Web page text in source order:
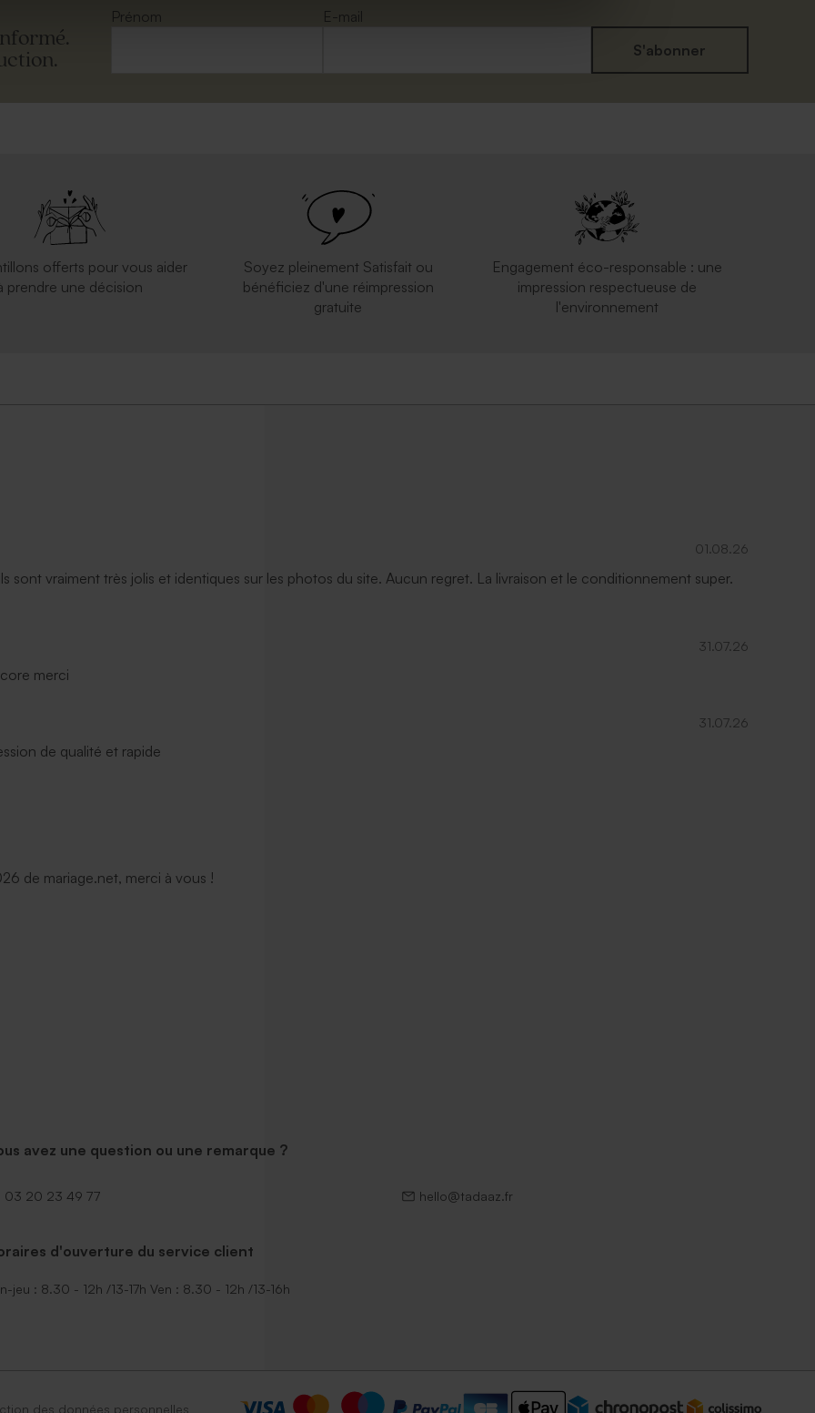
Prénom
E-mail
S'abonner
offerts pour vous aider
prendre une décision
Soyez pleinement Satisfait ou
bénéficiez d'une réimpression
gratuite
Engagement éco-responsable : une
impression respectueuse de
l'environnement
01.08.26
sont vraiment très jolis et identiques sur les photos du site. Aucun regret. La livraison et le conditionnement super.
31.07.26
merci
31.07.26
de qualité et rapide
de mariage.net, merci à vous !
avez une question ou une remarque ?
03 20 23 49 77 hello@tadaaz.fr
d'ouverture du service client
jeu : 8.30 - 12h /13-17h Ven : 8.30 - 12h /13-16h
des données personnelles